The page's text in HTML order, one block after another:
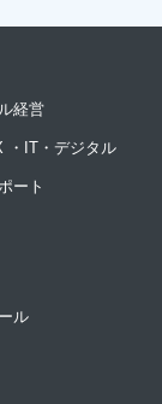
短期導入
ケート
縮
経営
・IT・デジタル
ート
ル